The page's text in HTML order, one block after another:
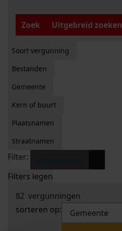
Zoek
Uitgebreid zoeken
Soort vergunning
Bestanden
Gemeente
Kern of buurt
Plaatsnamen
Straatnamen
Filter:
Filters legen
82 vergunningen
sorteren op: